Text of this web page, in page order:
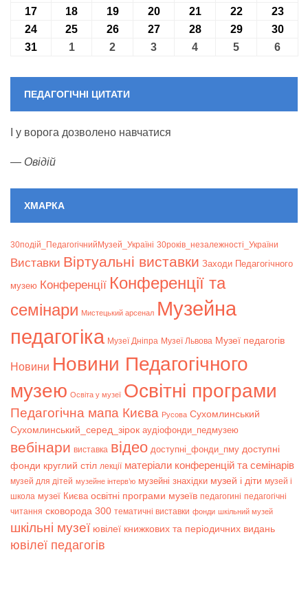
17 17.08.2026
18 18.08.2026
1919.08.2026
2020.08.2026
2121.08.2026
2222.08.2026
23
24 24.08.2026
25 25.08.2026
2626.08.2026
2727.08.2026
2828.08.2026
2929.08.2026
30
31 31.08.2026
101.09.2026
2 02.09.2026
3 03.09.2026
4 04.09.2026
5 05.09.2026
6
ПЕДАГОГІЧНІ ЦИТАТИ
І у ворога дозволено навчатися
— Овідій
ХМАРКА
30подій_ПедагогічнийМузей_Україні 30років_незалежності_України
Bиставки Віртуальні виставки Заходи Педагогічного
музею Конференції Конференції та
семінари Мистецький арсенал Музейна
педагогіка Музеї Дніпра Музеї Львова Музеї педагогів
Новини Новини Педагогічного
музею Освіта у музеї Освітні програми
Педагогічна мапа Києва Русова Сухомлинський
Сухомлинський_серед_зірок аудіофонди_педмузею
вебінари виставка відео доступні_фонди_пму доступні
фонди круглий стіл лекції матеріали конференцій та семінарів
музей для дітей музейне інтерв’ю музейні знахідки музей і діти музей і
школа музеї Києва освітні програми музеїв педагогині педагогічні
читання сковорода 300 тематичні виставки фонди шкільний музей
шкільні музеї ювілеї книжкових та періодичних видань
ювілеї педагогів